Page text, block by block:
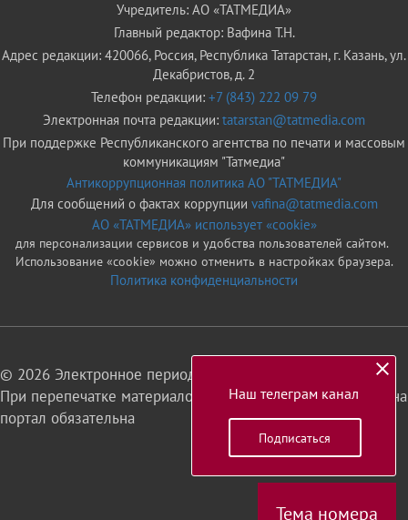
Тема номера
Учредитель: АО «ТАТМЕДИА»
Главный редактор: Вафина Т.Н.
Адрес редакции: 420066, Россия, Республика Татарстан, г. Казань, ул.
Декабристов, д. 2
Телефон редакции: +7 (843) 222 09 79
Электронная почта редакции: tatarstan@tatmedia.com
При поддержке Республиканского агентства по печати и массовым
коммуникациям "Татмедиа"
Антикоррупционная политика АО "ТАТМЕДИА"
Для сообщений о фактах коррупции vafina@tatmedia.com
АО «ТАТМЕДИА» использует «cookie»
для персонализации сервисов и удобства пользователей сайтом.
Использование «cookie» можно отменить в настройках браузера.
Политика конфиденциальности
© 2026 Электронное периодическое издание «Татарстан»
При перепечатке материалов или их фрагментов ссылка на
портал обязательна
Наш телеграм канал
Подписаться